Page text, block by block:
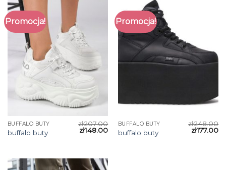
Promocja!
BUFFALO BUTY
buffalo buty
zł207.00
zł148.00
Promocja!
BUFFALO BUTY
buffalo buty
zł248.00
zł177.00